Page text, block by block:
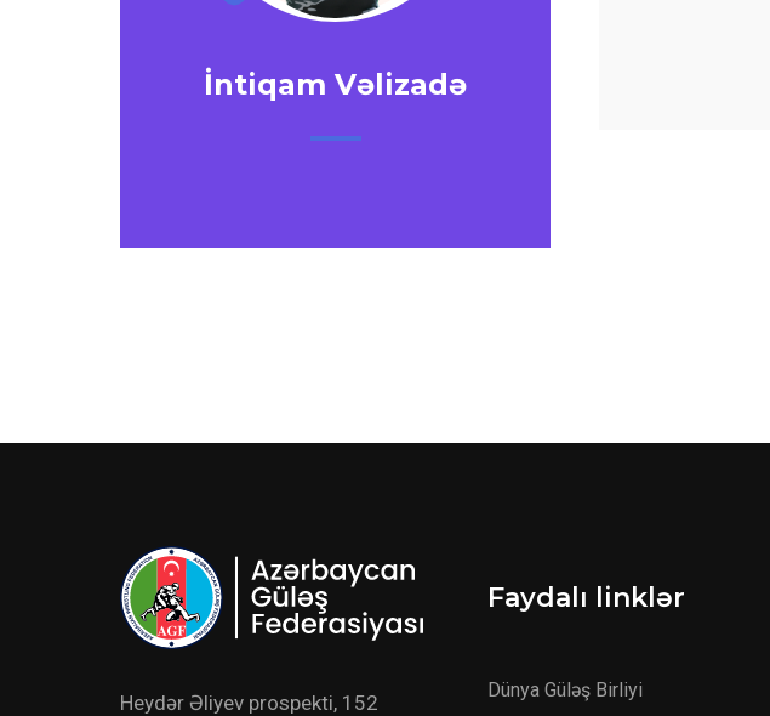
İntiqam Vəlizadə
Heydər Əliyev prospekti, 152
Faydalı linklər
Dünya Güləş Birliyi